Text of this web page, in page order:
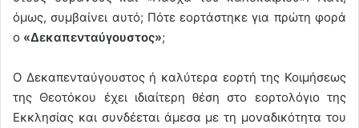
όμως, συμβαίνει αυτό; Πότε εορτάστηκε για πρώτη φορά
ο «Δεκαπενταύγουστος»;
Ο Δεκαπενταύγουστος ή καλύτερα εορτή της Κοιμήσεως
της Θεοτόκου έχει ιδιαίτερη θέση στο εορτολόγιο της
Εκκλησίας και συνδέεται άμεσα με τη μοναδικότητα του